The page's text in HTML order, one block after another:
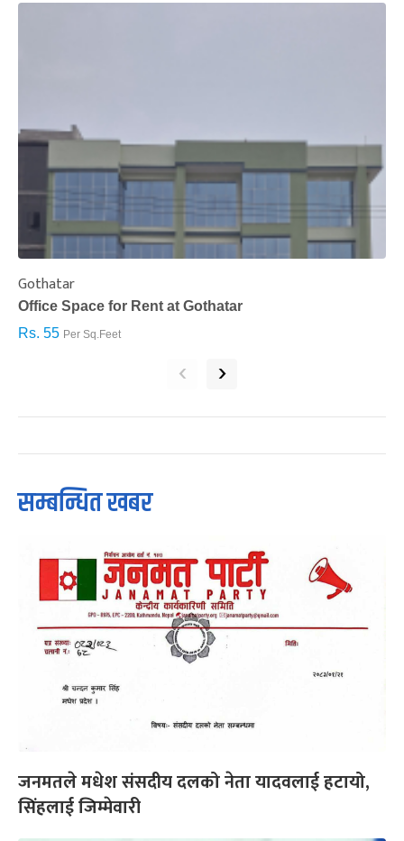
Gothatar
Office Space for Rent at Gothatar
Rs. 55 Per Sq.Feet
‹ ›
सम्बन्धित खबर
जनमतले मधेश संसदीय दलको नेता यादवलाई हटायो,
सिंहलाई जिम्मेवारी